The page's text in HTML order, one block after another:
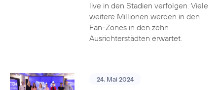
live in den Stadien verfolgen. Viele
weitere Millionen werden in den
Fan-Zones in den zehn
Ausrichterstädten erwartet.
24. Mai 2024